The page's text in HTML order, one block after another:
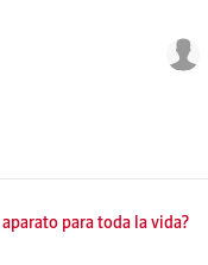
para toda la vida?